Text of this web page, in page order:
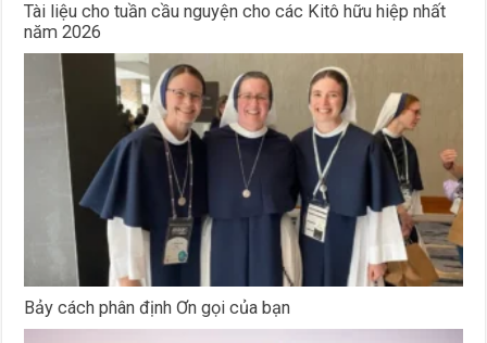
Tài liệu cho tuần cầu nguyện cho các Kitô hữu hiệp nhất
năm 2026
Bảy cách phân định Ơn gọi của bạn